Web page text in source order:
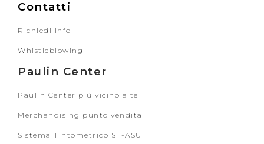
Contatti
Richiedi Info
Whistleblowing
Paulin Center
Paulin Center più vicino a te
Merchandising punto vendita
Sistema Tintometrico ST-ASU